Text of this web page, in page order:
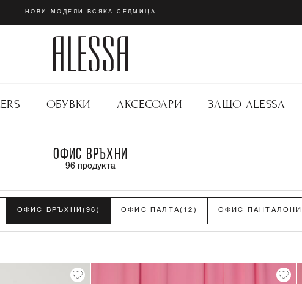
НОВИ МОДЕЛИ ВСЯКА СЕДМИЦА
ОБУВКИ АКСЕСОАРИ ЗАЩО ALESSA
ОФИС ВРЪХНИ
96 продукта
ОФИС ВРЪХНИ(96) ОФИС ПАЛТА(12) ОФИС ПАНТАЛОНИ